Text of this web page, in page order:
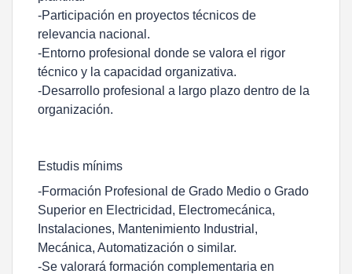
-Participación en proyectos técnicos de
relevancia nacional.
-Entorno profesional donde se valora el rigor
técnico y la capacidad organizativa.
-Desarrollo profesional a largo plazo dentro de la
organización.
Estudis mínims
-Formación Profesional de Grado Medio o Grado
Superior en Electricidad, Electromecánica,
Instalaciones, Mantenimiento Industrial,
Mecánica, Automatización o similar.
-Se valorará formación complementaria en